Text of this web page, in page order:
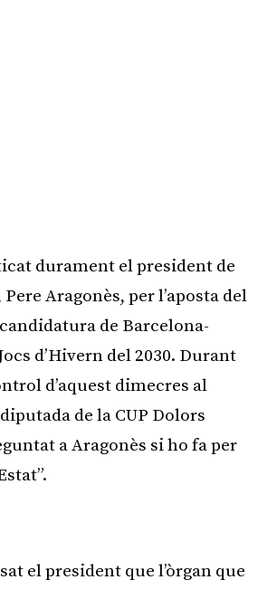
durament el president de
Aragonès, per l’aposta del
de Barcelona-
d’Hivern del 2030. Durant
d’aquest dimecres al
de la CUP Dolors
a Aragonès si ho fa per
el president que l’òrgan que